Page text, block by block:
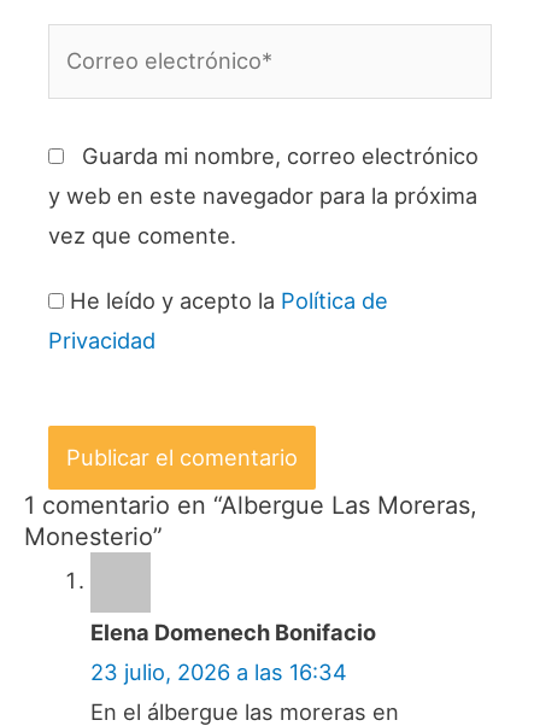
Guarda mi nombre, correo electrónico
y web en este navegador para la próxima
vez que comente.
He leído y acepto la Política de
Privacidad
1 comentario en “Albergue Las Moreras,
Monesterio”
Elena Domenech Bonifacio
23 julio, 2026 a las 16:34
En el álbergue las moreras en